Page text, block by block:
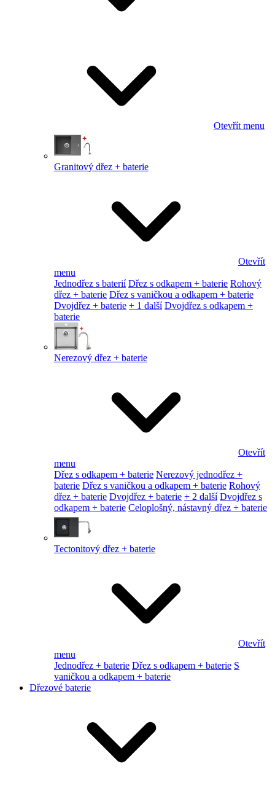
Otevřít menu
Granitový dřez + baterie
Otevřít
menu
Jednodřez s baterií Dřez s odkapem + baterie Rohový
dřez + baterie Dřez s vaničkou a odkapem + baterie
Dvojdřez + baterie + 1 další Dvojdřez s odkapem +
baterie
Nerezový dřez + baterie
Otevřít
menu
Dřez s odkapem + baterie Nerezový jednodřez +
baterie Dřez s vaničkou a odkapem + baterie Rohový
dřez + baterie Dvojdřez + baterie + 2 další Dvojdřez s
odkapem + baterie Celoplošný, nástavný dřez + baterie
Tectonitový dřez + baterie
Otevřít
menu
Jednodřez + baterie Dřez s odkapem + baterie S
vaničkou a odkapem + baterie
Dřezové baterie